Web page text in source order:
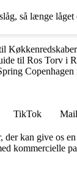
så længe
til Ros Torv i
TikTok Mail
der kan give os
kommercielle